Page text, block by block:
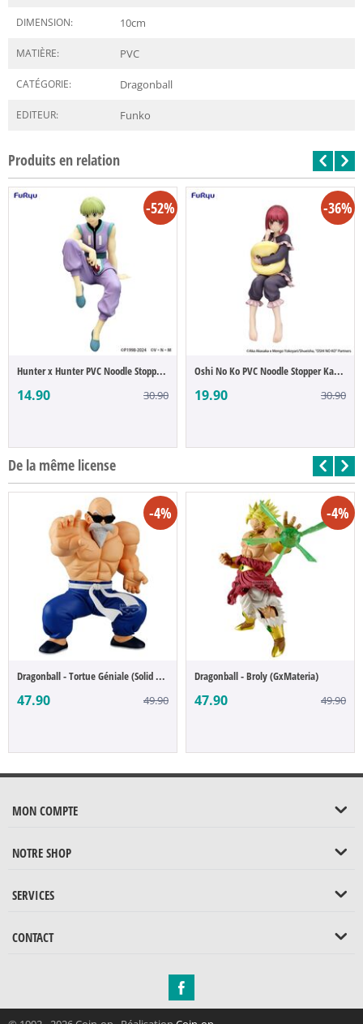
DIMENSION: 10cm
MATIÈRE: PVC
CATÉGORIE: Dragonball
EDITEUR: Funko
Produits en relation
-52%
Hunter x Hunter PVC Noodle Stopper Neon C...
14.90 30.90
-36%
Oshi No Ko PVC Noodle Stopper Kana Arima ...
19.90 30.90
De la même license
-4%
Dragonball - Tortue Géniale (Solid Edge W...
47.90 49.90
-4%
Dragonball - Broly (GxMateria)
47.90 49.90
MON COMPTE
NOTRE SHOP
SERVICES
CONTACT